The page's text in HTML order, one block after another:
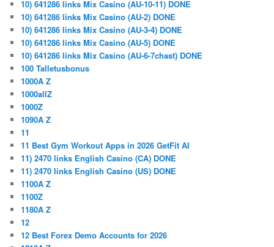
10) 641286 links Mix Casino (AU-10-11) DONE
10) 641286 links Mix Casino (AU-2) DONE
10) 641286 links Mix Casino (AU-3-4) DONE
10) 641286 links Mix Casino (AU-5) DONE
10) 641286 links Mix Casino (AU-6-7chast) DONE
100 Talletusbonus
1000A Z
1000allZ
1000Z
1090A Z
11
11 Best Gym Workout Apps in 2026 GetFit AI
11) 2470 links English Casino (CA) DONE
11) 2470 links English Casino (US) DONE
1100A Z
1100Z
1180A Z
12
12 Best Forex Demo Accounts for 2026